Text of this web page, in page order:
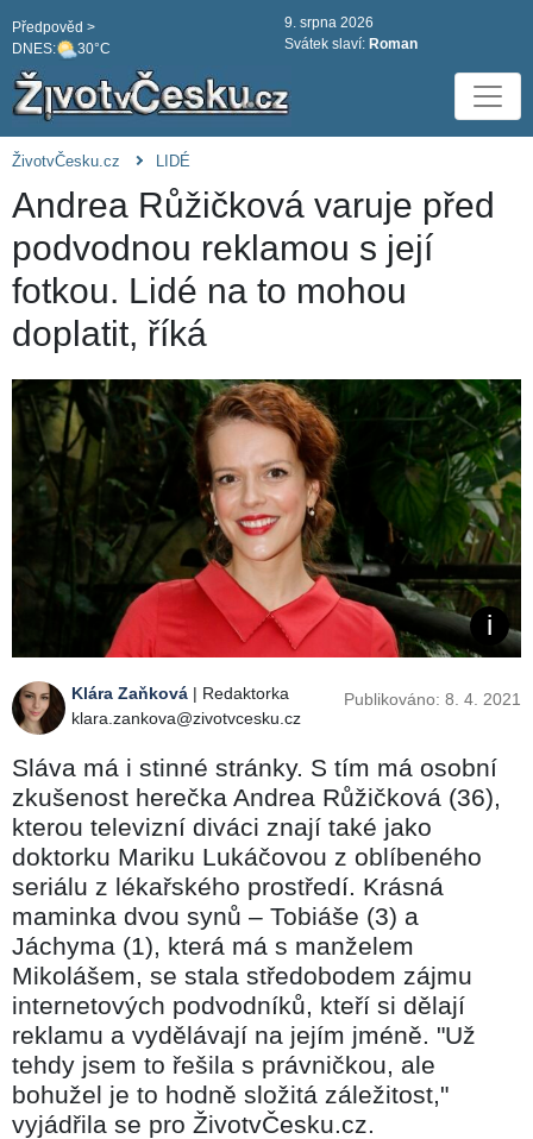
DNES: 30°C
Předpověd >
9. srpna 2026
Svátek slaví: Roman
ŽivotvČesku.cz LIDÉ
Andrea Růžičková varuje před
podvodnou reklamou s její
fotkou. Lidé na to mohou
doplatit, říká
Klára Zaňková | Redaktorka
klara.zankova@zivotvcesku.cz
Publikováno: 8. 4. 2021
Sláva má i stinné stránky. S tím má osobní
zkušenost herečka Andrea Růžičková (36),
kterou televizní diváci znají také jako
doktorku Mariku Lukáčovou z oblíbeného
seriálu z lékařského prostředí. Krásná
maminka dvou synů – Tobiáše (3) a
Jáchyma (1), která má s manželem
Mikolášem, se stala středobodem zájmu
internetových podvodníků, kteří si dělají
reklamu a vydělávají na jejím jméně. "Už
tehdy jsem to řešila s právničkou, ale
bohužel je to hodně složitá záležitost,"
vyjádřila se pro ŽivotvČesku.cz.